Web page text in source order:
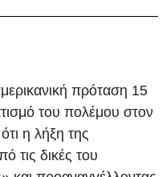
πρόταση 15
του πολέμου στον
η λήξη της
τις δικές του